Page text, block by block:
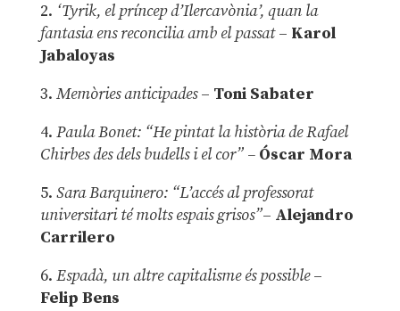
2. ‘Tyrik, el príncep d’Ilercavònia’, quan la
fantasia ens reconcilia amb el passat– Karol
Jabaloyas
3. Memòries anticipades– Toni Sabater
4. Paula Bonet: “He pintat la història de Rafael
Chirbes des dels budells i el cor” –Óscar Mora
5. Sara Barquinero: “L’accés al professorat
universitari té molts espais grisos”– Alejandro
Carrilero
6. Espadà, un altre capitalisme és possible –
Felip Bens